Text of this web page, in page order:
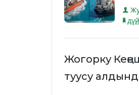
Жогорку
туусу